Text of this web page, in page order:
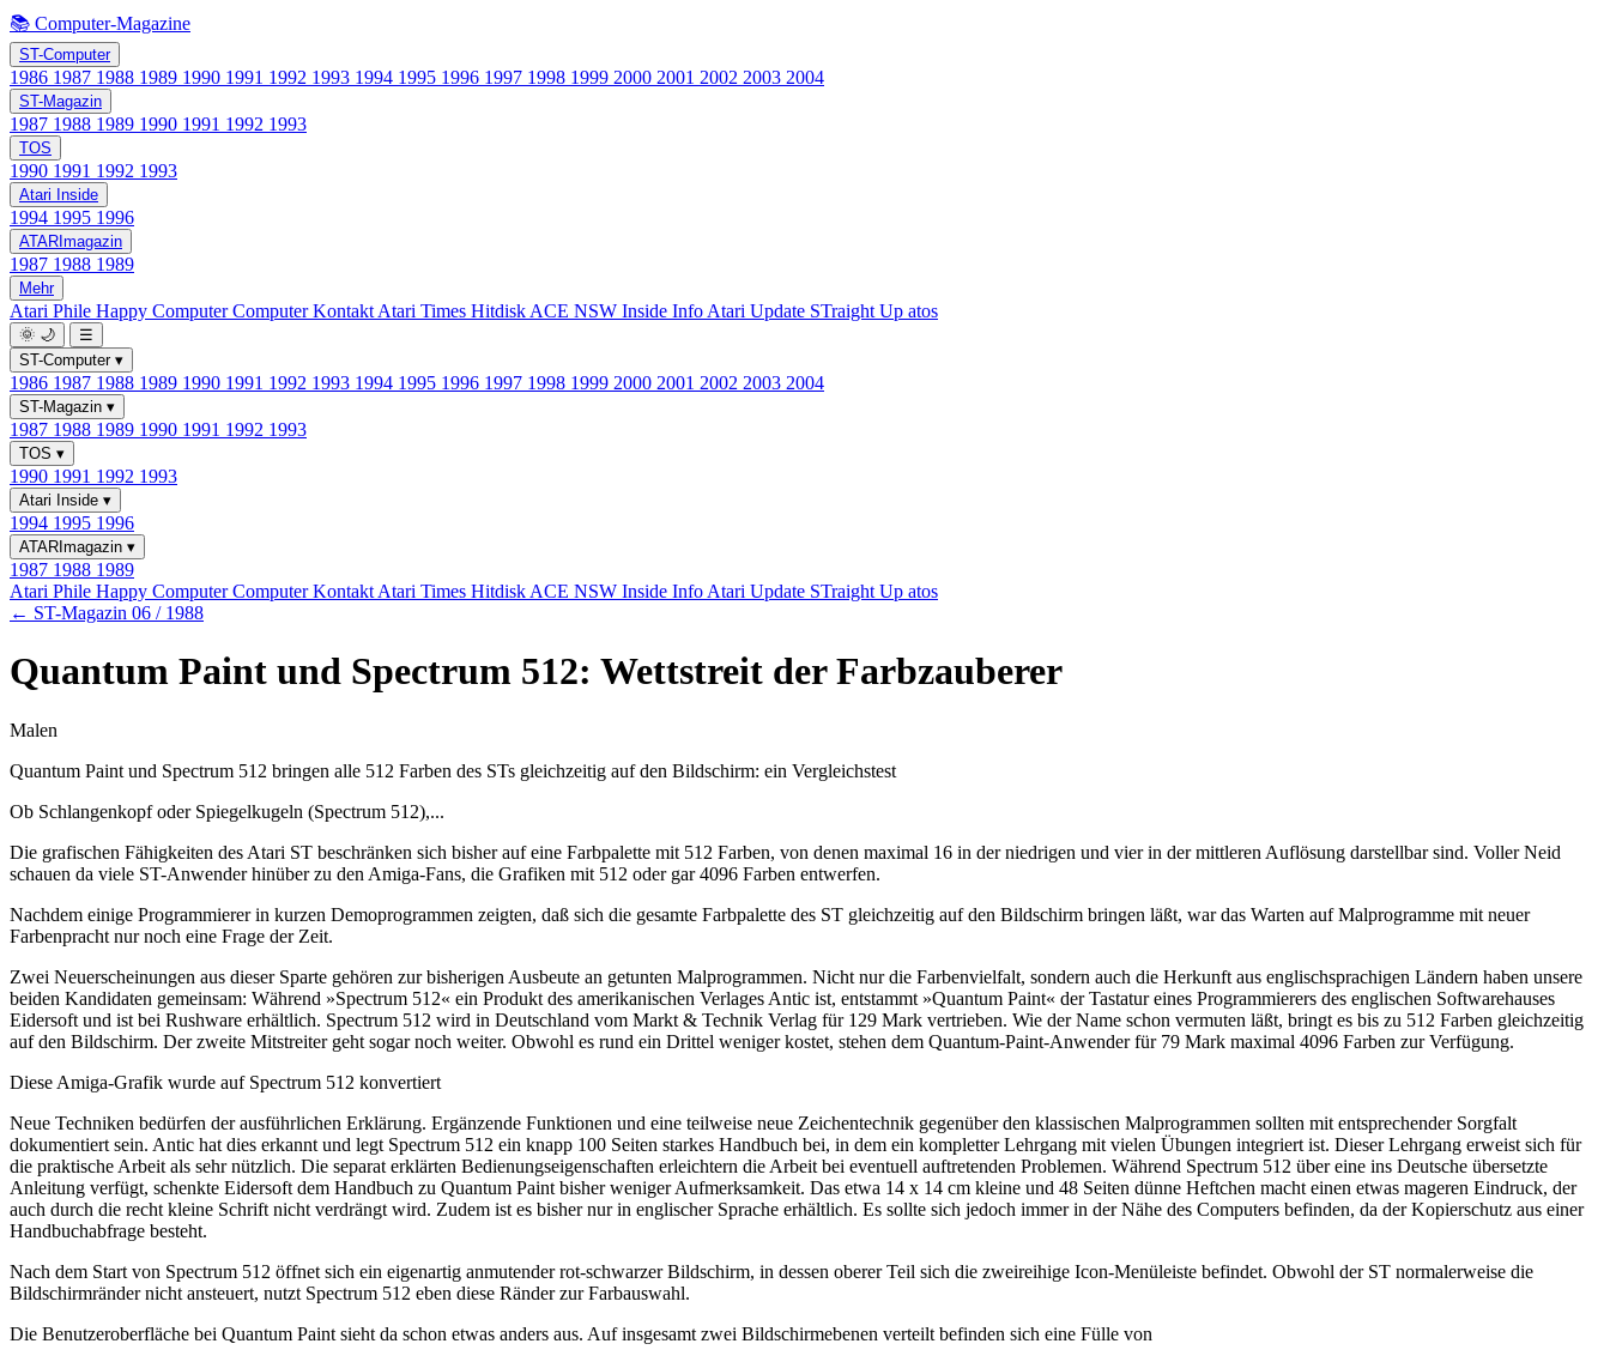
📚 Computer-Magazine
ST-Computer
1986 1987 1988 1989 1990 1991 1992 1993 1994 1995 1996 1997 1998 1999 2000 2001 2002 2003 2004
ST-Magazin
1987 1988 1989 1990 1991 1992 1993
TOS
1990 1991 1992 1993
Atari Inside
1994 1995 1996
ATARImagazin
1987 1988 1989
Mehr
Atari Phile Happy ComputerComputer Kontakt Atari Times Hitdisk ACE NSW Inside Info Atari Update STraight Up atos
🌞 🌙
☰
ST-Computer ▾
1986 1987 1988 1989 1990 1991 1992 1993 1994 1995 1996 1997 1998 1999 2000 2001 2002 2003 2004
ST-Magazin ▾
1987 1988 1989 1990 1991 1992 1993
TOS ▾
1990 1991 1992 1993
Atari Inside ▾
1994 1995 1996
ATARImagazin ▾
1987 1988 1989
Atari Phile Happy ComputerComputer Kontakt Atari Times Hitdisk ACE NSW Inside Info Atari Update STraight Up atos
← ST-Magazin 06 / 1988
Quantum Paint und Spectrum 512: Wettstreit der Farbzauberer
Malen
Quantum Paint und Spectrum 512 bringen alle 512 Farben des STs gleichzeitig auf den Bildschirm: ein Vergleichstest
Ob Schlangenkopf oder Spiegelkugeln (Spectrum 512),...
Die grafischen Fähigkeiten des Atari ST beschränken sich bisher auf eine Farbpalette mit 512 Farben, von denen maximal 16 in der niedrigen und vier in der mittleren Auflösung darstellbar sind. Voller Neid
schauen da viele ST-Anwender hinüber zu den Amiga-Fans, die Grafiken mit 512 oder gar 4096 Farben entwerfen.
Nachdem einige Programmierer in kurzen Demoprogrammen zeigten, daß sich die gesamte Farbpalette des ST gleichzeitig auf den Bildschirm bringen läßt, war das Warten auf Malprogramme mit neuer
Farbenpracht nur noch eine Frage der Zeit.
Zwei Neuerscheinungen aus dieser Sparte gehören zur bisherigen Ausbeute an getunten Malprogrammen. Nicht nur die Farbenvielfalt, sondern auch die Herkunft aus englischsprachigen Ländern haben unsere
beiden Kandidaten gemeinsam: Während »Spectrum 512« ein Produkt des amerikanischen Verlages Antic ist, entstammt »Quantum Paint« der Tastatur eines Programmierers des englischen Softwarehauses
Eidersoft und ist bei Rushware erhältlich. Spectrum 512 wird in Deutschland vom Markt & Technik Verlag für 129 Mark vertrieben. Wie der Name schon vermuten läßt, bringt es bis zu 512 Farben gleichzeitig
auf den Bildschirm. Der zweite Mitstreiter geht sogar noch weiter. Obwohl es rund ein Drittel weniger kostet, stehen dem Quantum-Paint-Anwender für 79 Mark maximal 4096 Farben zur Verfügung.
Diese Amiga-Grafik wurde auf Spectrum 512 konvertiert
Neue Techniken bedürfen der ausführlichen Erklärung. Ergänzende Funktionen und eine teilweise neue Zeichentechnik gegenüber den klassischen Malprogrammen sollten mit entsprechender Sorgfalt
dokumentiert sein. Antic hat dies erkannt und legt Spectrum 512 ein knapp 100 Seiten starkes Handbuch bei, in dem ein kompletter Lehrgang mit vielen Übungen integriert ist. Dieser Lehrgang erweist sich für
die praktische Arbeit als sehr nützlich. Die separat erklärten Bedienungseigenschaften erleichtern die Arbeit bei eventuell auftretenden Problemen. Während Spectrum 512 über eine ins Deutsche übersetzte
Anleitung verfügt, schenkte Eidersoft dem Handbuch zu Quantum Paint bisher weniger Aufmerksamkeit. Das etwa 14 x 14 cm kleine und 48 Seiten dünne Heftchen macht einen etwas mageren Eindruck, der
auch durch die recht kleine Schrift nicht verdrängt wird. Zudem ist es bisher nur in englischer Sprache erhältlich. Es sollte sich jedoch immer in der Nähe des Computers befinden, da der Kopierschutz aus einer
Handbuchabfrage besteht.
Nach dem Start von Spectrum 512 öffnet sich ein eigenartig anmutender rot-schwarzer Bildschirm, in dessen oberer Teil sich die zweireihige Icon-Menüleiste befindet. Obwohl der ST normalerweise die
Bildschirmränder nicht ansteuert, nutzt Spectrum 512 eben diese Ränder zur Farbauswahl.
Die Benutzeroberfläche bei Quantum Paint sieht da schon etwas anders aus. Auf insgesamt zwei Bildschirmebenen verteilt befinden sich eine Fülle von